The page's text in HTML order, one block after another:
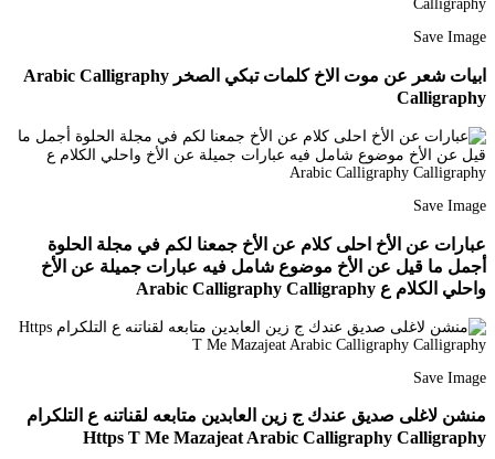
Save Image
ابيات شعر عن موت الاخ كلمات تبكي الصخر Arabic Calligraphy
Calligraphy
Save Image
عبارات عن الأخ احلى كلام عن الأخ جمعنا لكم في مجلة الحلوة
أجمل ما قيل عن الأخ موضوع شامل فيه عبارات جميلة عن الأخ
واحلي الكلام ع Arabic Calligraphy Calligraphy
Save Image
منشن لاغلى صديق عندك ج زين العابدين متابعه لقناتنه ع التلكرام
Https T Me Mazajeat Arabic Calligraphy Calligraphy